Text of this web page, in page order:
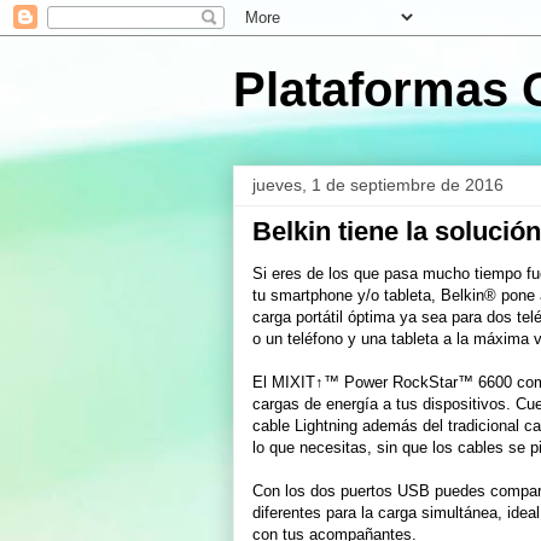
Plataformas
jueves, 1 de septiembre de 2016
Belkin tiene la
Si eres de los que pasa mucho tiempo
tu smartphone y/o tableta, Belkin®
carga portátil óptima ya sea para dos
o un teléfono y una tableta a la máxima
El MIXIT↑™ Power RockStar™ 6600
cargas de energía a tus dispositivos.
cable Lightning además del tradicional
lo que necesitas, sin que los cables se
Con los dos puertos USB puedes
diferentes para la carga simultánea,
con tus acompañantes.